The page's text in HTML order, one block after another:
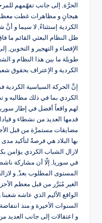
الحرَّة, إلى جانب تفهّمهم
هيجانٍ و مظاهرات غطت معظم
الكردية إستثناءً, لا سيما و
ظل النظام البعثي القائم ما
الإقصاء و التهجير و
طويلة ما بين هذا النظام و
الكردية و الإعتراف بحقوق
إنَّ الحركة السياسية
الكردي بما في ذلك مطالبه
لهم واقعاً أفضل في إطار
قدمها العديد من نشطاء و
مضايقات مستمرَّة من قبل
بها البلاد هي فرصةٌ لتأكيد
لازال الشباب الكردي يؤامن
في سوريا, إلّا أن مشاركة
المستوى المطلوب بعدْ, و
الغير مُبَرَّر من قبل معظم
الواقع الأليم الذي عاشه
و اعتقالات إلى جانب العديد